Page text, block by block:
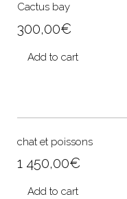
Cactus bay
300,00€
Add to cart
chat et poissons
1 450,00€
Add to cart